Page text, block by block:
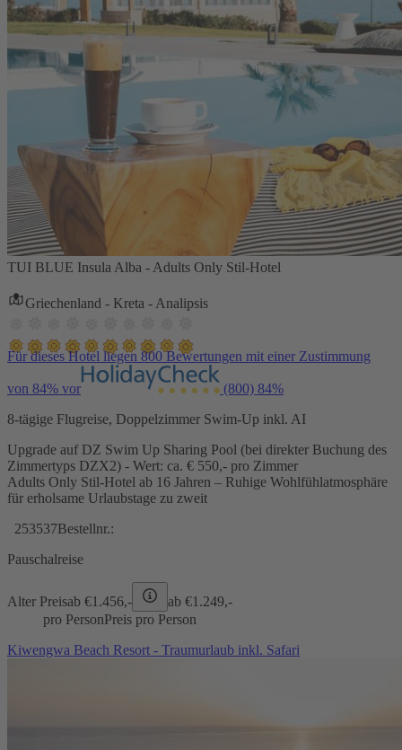
TUI BLUE Insula Alba - Adults Only Stil-Hotel
Griechenland - Kreta - Analipsis
Für dieses Hotel liegen 800 Bewertungen mit einer Zustimmung
von 84% vor (800) 84%
8-tägige Flugreise, Doppelzimmer Swim-Up inkl. AI
Upgrade auf DZ Swim Up Sharing Pool (bei direkter Buchung des
Zimmertyps DZX2) - Wert: ca. € 550,- pro Zimmer
Adults Only Stil-Hotel ab 16 Jahren – Ruhige Wohlfühlatmosphäre
für erholsame Urlaubstage zu zweit
253537Bestellnr.:
Pauschalreise
Alter Preisab €1.456,- ab €1.249,-
pro PersonPreis pro Person
Kiwengwa Beach Resort - Traumurlaub inkl. Safari